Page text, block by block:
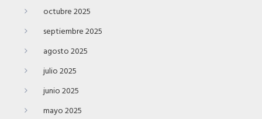
octubre 2025
septiembre 2025
agosto 2025
julio 2025
junio 2025
mayo 2025